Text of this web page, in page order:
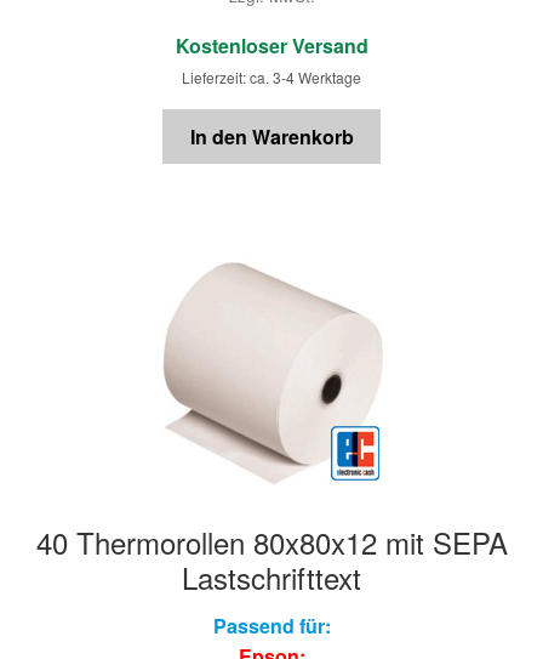
Kostenloser Versand
Lieferzeit: ca. 3-4 Werktage
In den Warenkorb
40 Thermorollen 80x80x12 mit SEPA
Lastschrifttext
Passend für: